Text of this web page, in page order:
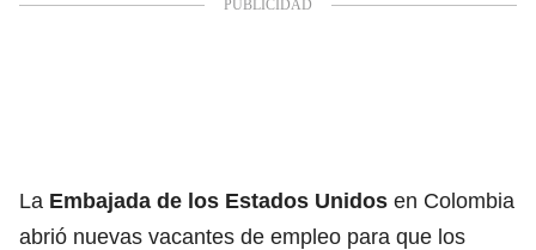
La Embajada de los Estados Unidos en Colombia
abrió nuevas vacantes de empleo para que los